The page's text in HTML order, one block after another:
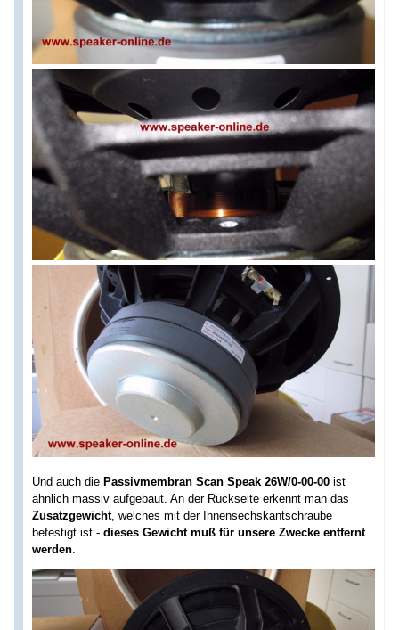
Und auch die Passivmembran Scan Speak 26W/0-00-00 ist
ähnlich massiv aufgebaut. An der Rückseite erkennt man das
Zusatzgewicht, welches mit der Innensechskantschraube
befestigt ist - dieses Gewicht muß für unsere Zwecke entfernt
werden